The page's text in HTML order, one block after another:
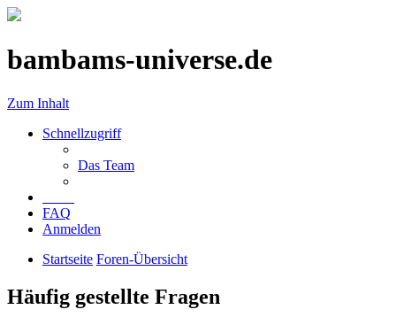
bambams-universe.de
Zum Inhalt
Schnellzugriff
Das Team
FAQ
Anmelden
Startseite Foren-Übersicht
Häufig gestellte Fragen